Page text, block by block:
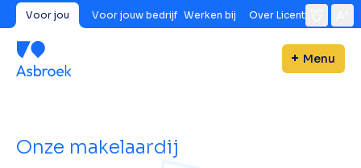
Voor jou Voor jouw bedrijf Werken bij Over Licent
Menu
Onze makelaardij